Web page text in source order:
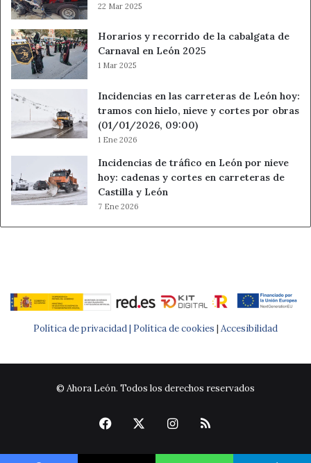
22 Mar 2025
Horarios y recorrido de la cabalgata de
Carnaval en León 2025
1 Mar 2025
Incidencias en las carreteras de León hoy:
tramos con hielo, nieve y cortes por obras
(01/01/2026, 09:00)
1 Ene 2026
Incidencias de tráfico en León por nieve
hoy: cadenas y cortes en carreteras de
Castilla y León
7 Ene 2026
Política de privacidad | Política de cookies | Accesibilidad
© Ahora León. Todos los derechos reservados
Facebook Instagram
RSS